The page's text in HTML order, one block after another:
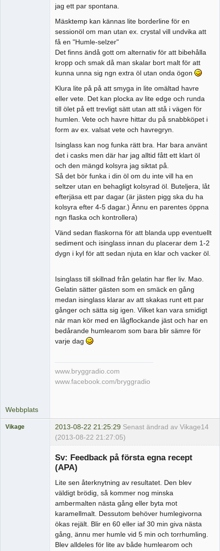
jag ett par spontana.
Mäsktemp kan kännas lite borderline för en
sessionöl om man utan ex. crystal vill undvika att
få en "Humle-selzer"
Det finns ändå gott om alternativ för att bibehålla
kropp och smak då man skalar bort malt för att
kunna unna sig ngn extra öl utan onda ögon
Klura lite på på att smyga in lite omältad havre
eller vete. Det kan plocka av lite edge och runda
till ölet på ett trevligt sätt utan att stå i vägen för
humlen. Vete och havre hittar du på snabbköpet i
form av ex. valsat vete och havregryn.
Isinglass kan nog funka rätt bra. Har bara använt
det i casks men där har jag alltid fått ett klart öl
och den mängd kolsyra jag siktat på.
Så det bör funka i din öl om du inte vill ha en
seltzer utan en behagligt kolsyrad öl. Buteljera, låt
efterjäsa ett par dagar (är jästen pigg ska du ha
kolsyra efter 4-5 dagar.) Ännu en parentes öppna
ngn flaska och kontrollera)
Vänd sedan flaskorna för att blanda upp eventuellt
sediment och isinglass innan du placerar dem 1-2
dygn i kyl för att sedan njuta en klar och vacker öl.
Isinglass till skillnad från gelatin har fler liv. Mao.
Gelatin sätter gästen som en smäck en gång
medan isinglass klarar av att skakas runt ett par
gånger och sätta sig igen. Vilket kan vara smidigt
när man kör med en lågflockande jäst och har en
bedårande humlearom som bara blir sämre för
varje dag
www.bryggradio.com
www.facebook.com/bryggradio
Webbplats
14
Vikage 2013-08-22 21:25:29 Senast ändrad av Vikage
(2013-08-22 21:27:05)
Sv: Feedback på första egna recept
(APA)
Lite sen återknytning av resultatet. Den blev
väldigt brödig, så kommer nog minska
ambermalten nästa gång eller byta mot
karamellmalt. Dessutom behöver humlegivorna
ökas rejält. Blir en 60 eller iaf 30 min giva nästa
gång, ännu mer humle vid 5 min och torrhumling.
Blev alldeles för lite av både humlearom och